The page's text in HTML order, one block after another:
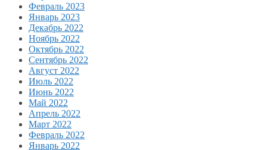
Февраль 2023
Январь 2023
Декабрь 2022
Ноябрь 2022
Октябрь 2022
Сентябрь 2022
Август 2022
Июль 2022
Июнь 2022
Май 2022
Апрель 2022
Март 2022
Февраль 2022
Январь 2022